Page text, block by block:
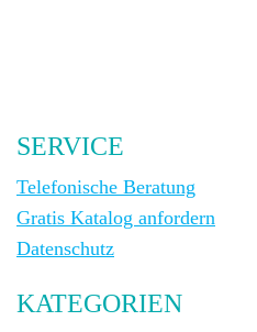
SERVICE
Telefonische Beratung
Gratis Katalog anfordern
Datenschutz
KATEGORIEN